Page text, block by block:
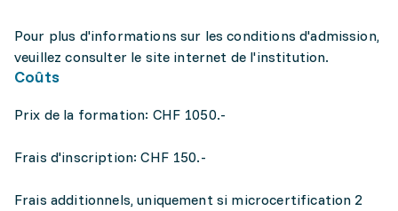
Pour plus d'informations sur les conditions d'admission,
veuillez consulter le site internet de l'institution.
Coûts
Prix de la formation: CHF 1050.-
Frais d'inscription: CHF 150.-
Frais additionnels, uniquement si microcertification 2